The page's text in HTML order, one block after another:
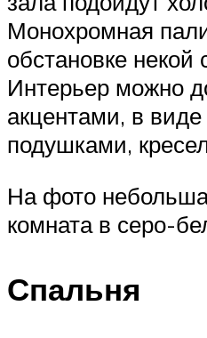
Монохромная
обстановке некой
Интерьер можно
акцентами, в
подушками,
На фото
комната в серо-
Спальня